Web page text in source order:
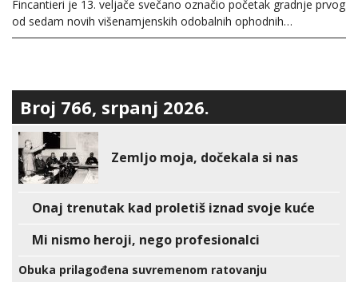
Fincantieri je 13. veljače svečano označio početak gradnje prvog
od sedam novih višenamjenskih odobalnih ophodnih…
Broj 766, srpanj 2026.
Zemljo moja, dočekala si nas
Onaj trenutak kad proletiš iznad svoje kuće
Mi nismo heroji, nego profesionalci
Obuka prilagođena suvremenom ratovanju